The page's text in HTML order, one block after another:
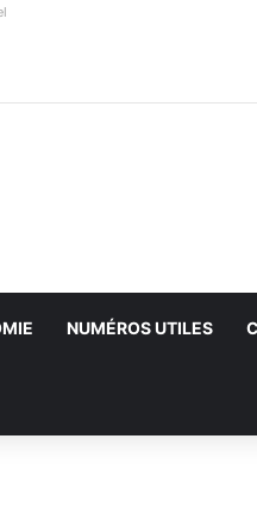
NUMÉROS UTILES